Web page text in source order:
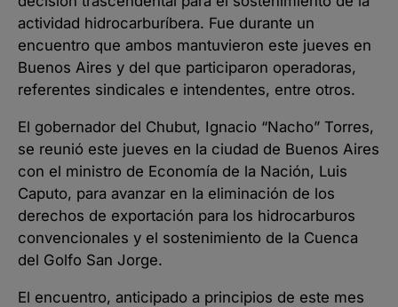
actividad hidrocarburíbera. Fue durante un
encuentro que ambos mantuvieron este jueves en
Buenos Aires y del que participaron operadoras,
referentes sindicales e intendentes, entre otros.
El gobernador del Chubut, Ignacio “Nacho” Torres,
se reunió este jueves en la ciudad de Buenos Aires
con el ministro de Economía de la Nación, Luis
Caputo, para avanzar en la eliminación de los
derechos de exportación para los hidrocarburos
convencionales y el sostenimiento de la Cuenca
del Golfo San Jorge.
El encuentro, anticipado a principios de este mes